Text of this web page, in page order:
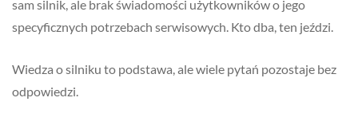
sam silnik, ale brak świadomości użytkowników o jego
specyficznych potrzebach serwisowych. Kto dba, ten jeździ.
Wiedza o silniku to podstawa, ale wiele pytań pozostaje bez
odpowiedzi.